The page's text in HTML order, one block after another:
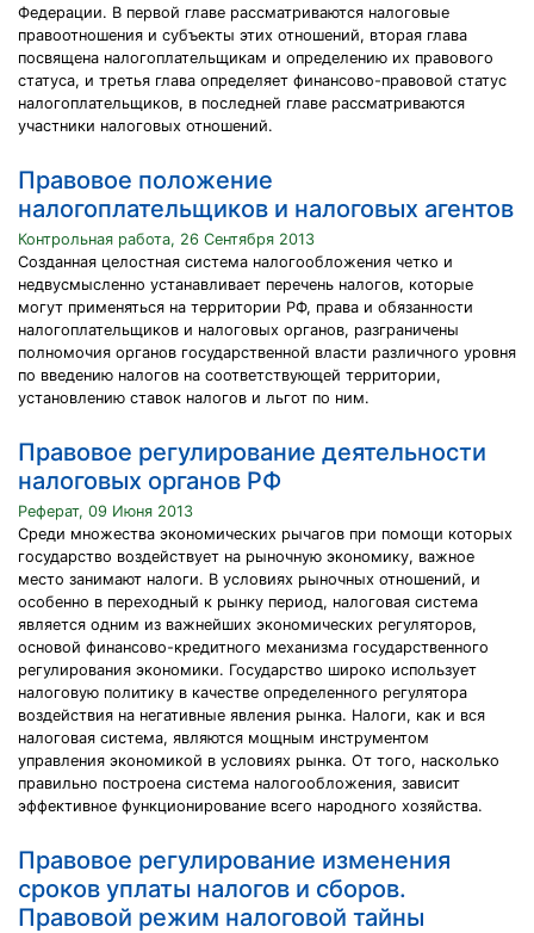
Федерации. В первой главе рассматриваются налоговые
правоотношения и субъекты этих отношений, вторая глава
посвящена налогоплательщикам и определению их правового
статуса, и третья глава определяет финансово-правовой статус
налогоплательщиков, в последней главе рассматриваются
участники налоговых отношений.
Правовое положение
налогоплательщиков и налоговых агентов
Контрольная работа, 26 Сентября 2013
Созданная целостная система налогообложения четко и
недвусмысленно устанавливает перечень налогов, которые
могут применяться на территории РФ, права и обязанности
налогоплательщиков и налоговых органов, разграничены
полномочия органов государственной власти различного уровня
по введению налогов на соответствующей территории,
установлению ставок налогов и льгот по ним.
Правовое регулирование деятельности
налоговых органов РФ
Реферат, 09 Июня 2013
Среди множества экономических рычагов при помощи которых
государство воздействует на рыночную экономику, важное
место занимают налоги. В условиях рыночных отношений, и
особенно в переходный к рынку период, налоговая система
является одним из важнейших экономических регуляторов,
основой финансово-кредитного механизма государственного
регулирования экономики. Государство широко использует
налоговую политику в качестве определенного регулятора
воздействия на негативные явления рынка. Налоги, как и вся
налоговая система, являются мощным инструментом
управления экономикой в условиях рынка. От того, насколько
правильно построена система налогообложения, зависит
эффективное функционирование всего народного хозяйства.
Правовое регулирование изменения
сроков уплаты налогов и сборов.
Правовой режим налоговой тайны